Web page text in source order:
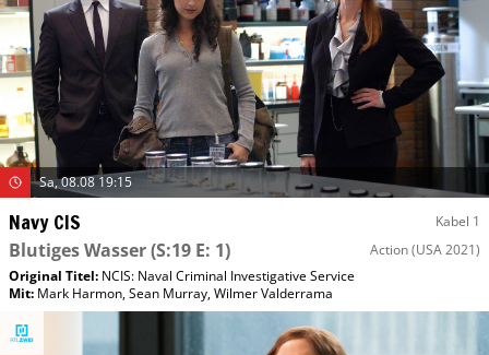
Sa, 08.08 19:15
Navy CIS Kabel 1
Blutiges Wasser(S:19 E: 1) Action(USA 2021)
Original Titel: NCIS: Naval Criminal Investigative Service
Mit: Mark Harmon,Sean Murray,Wilmer Valderrama